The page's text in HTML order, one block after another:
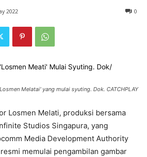
2022 0
Melatai' yang mulai syuting. Dok. CATCHPLAY
Losmen Melati, produksi bersama
Studios Singapura, yang
Media Development Authority
memulai pengambilan gambar